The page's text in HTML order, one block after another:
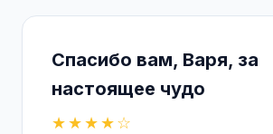
Спасибо вам, Варя, за
настоящее чудо
★★★★☆